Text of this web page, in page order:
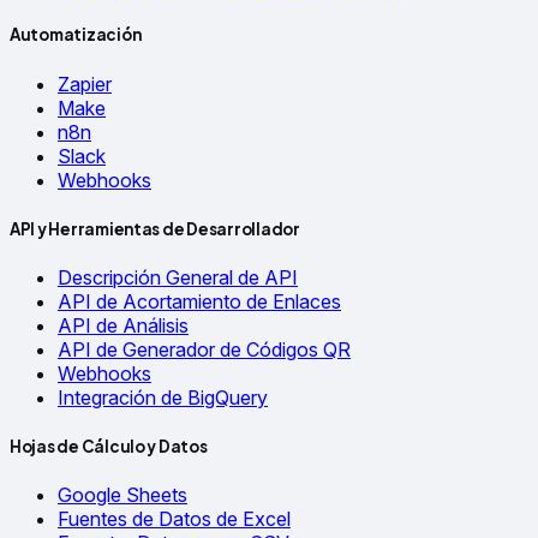
Automatización
Zapier
Make
n8n
Slack
Webhooks
API y Herramientas de Desarrollador
Descripción General de API
API de Acortamiento de Enlaces
API de Análisis
API de Generador de Códigos QR
Webhooks
Integración de BigQuery
Hojas de Cálculo y Datos
Google Sheets
Fuentes de Datos de Excel